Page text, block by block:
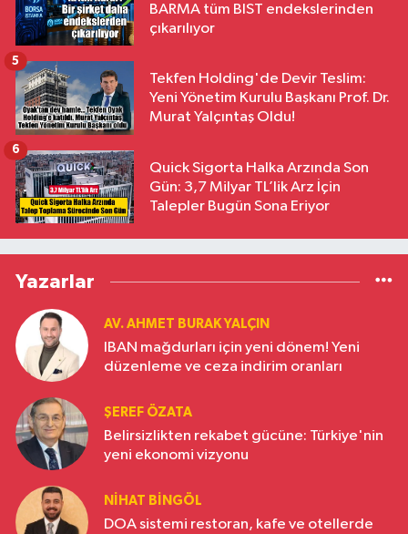
BARMA tüm BIST endekslerinden
çıkarılıyor
Tekfen Holding'de Devir Teslim:
Yeni Yönetim Kurulu Başkanı Prof. Dr.
Murat Yalçıntaş Oldu!
5
Quick Sigorta Halka Arzında Son
Gün: 3,7 Milyar TL’lik Arz İçin
Talepler Bugün Sona Eriyor
6
Yazarlar
AV. AHMET BURAK YALÇIN
IBAN mağdurları için yeni dönem! Yeni
düzenleme ve ceza indirim oranları
ŞEREF ÖZATA
Belirsizlikten rekabet gücüne: Türkiye'nin
yeni ekonomi vizyonu
NIHAT BINGÖL
DOA sistemi restoran, kafe ve otellerde